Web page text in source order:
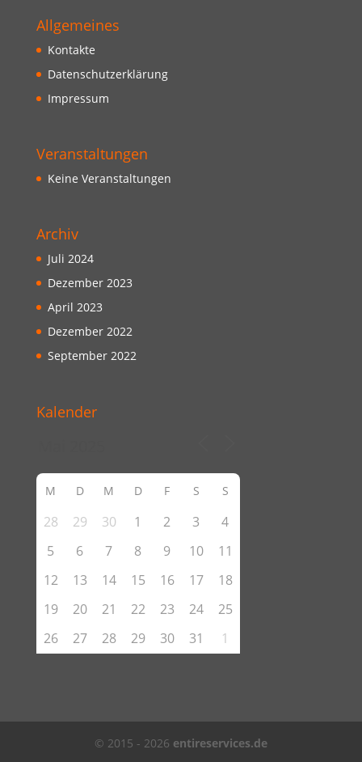
Allgemeines
Kontakte
Datenschutzerklärung
Impressum
Veranstaltungen
Keine Veranstaltungen
Archiv
Juli 2024
Dezember 2023
April 2023
Dezember 2022
September 2022
Kalender
M D M D F S S
28 29 30 1 2 3
4
5
6 7 8 9 10
11
12
13 14 15 16 17
18
19
20 21 22 23 24
25
26
27 28 29 30 31 1
© 2015 - 2026 entireservices.de